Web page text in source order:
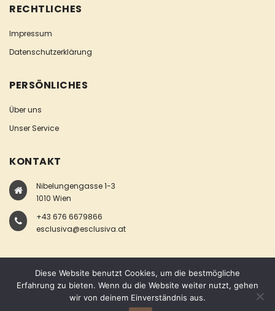
RECHTLICHES
Impressum
Datenschutzerklärung
PERSÖNLICHES
Über uns
Unser Service
KONTAKT
Nibelungengasse 1-3
1010 Wien
+43 676 6679866
esclusiva@esclusiva.at
COPYRIGHT © ESCLUSIVA
Diese Website benutzt Cookies, um die bestmögliche
Erfahrung zu bieten. Wenn du die Website weiter nutzt, gehen
wir von deinem Einverständnis aus.